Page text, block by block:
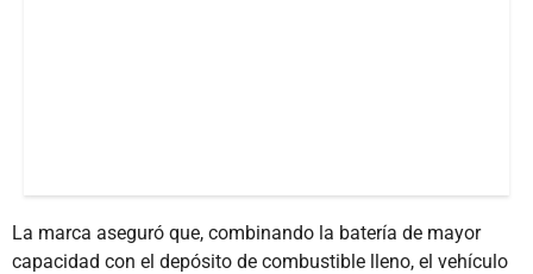
La marca aseguró que, combinando la batería de mayor
capacidad con el depósito de combustible lleno, el vehículo